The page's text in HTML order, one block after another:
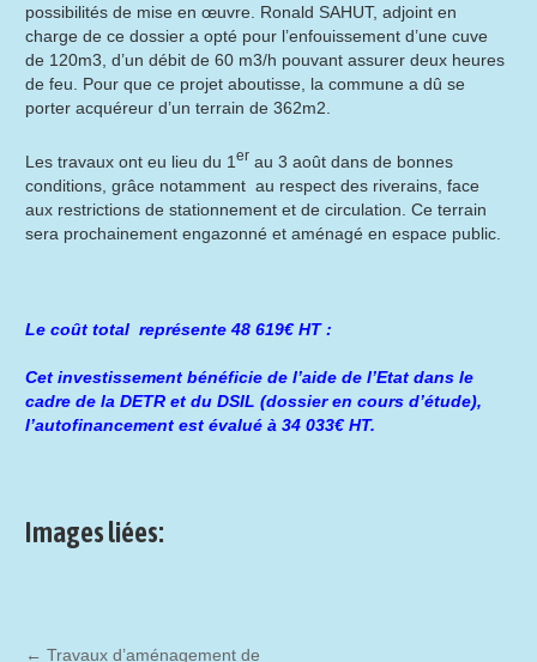
possibilités de mise en œuvre. Ronald SAHUT, adjoint en
charge de ce dossier a opté pour l’enfouissement d’une cuve
de 120m3, d’un débit de 60 m3/h pouvant assurer deux heures
de feu. Pour que ce projet aboutisse, la commune a dû se
porter acquéreur d’un terrain de 362m2.
Les travaux ont eu lieu du 1er au 3 août dans de bonnes
conditions, grâce notamment au respect des riverains, face
aux restrictions de stationnement et de circulation. Ce terrain
sera prochainement engazonné et aménagé en espace public.
Le coût total représente 48 619€ HT :
Cet investissement bénéficie de l’aide de l’Etat dans le
cadre de la DETR et du DSIL (dossier en cours d’étude),
l’autofinancement est évalué à 34 033€ HT.
Images liées:
← Travaux d’aménagement de